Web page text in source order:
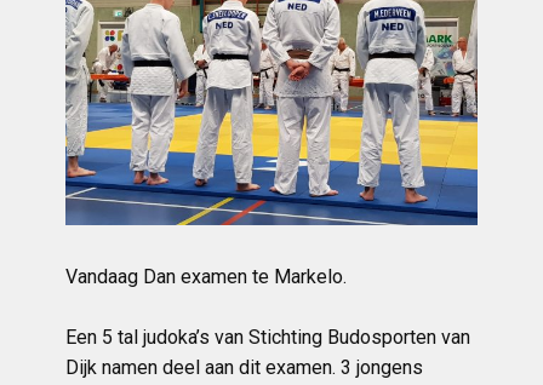
Vandaag Dan examen te Markelo.
Een 5 tal judoka’s van Stichting Budosporten van
Dijk namen deel aan dit examen. 3 jongens